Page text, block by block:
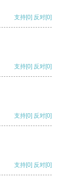
支持[0] 反对[0]
支持[0] 反对[0]
支持[0] 反对[0]
支持[0] 反对[0]